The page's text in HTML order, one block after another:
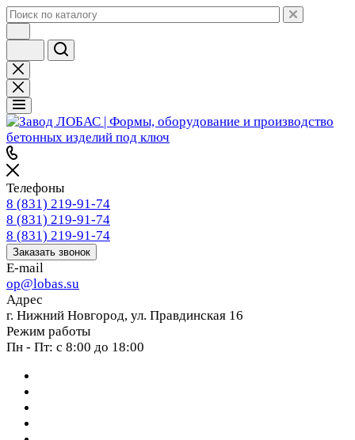
Телефоны
8 (831) 219-91-74
8 (831) 219-91-74
8 (831) 219-91-74
Заказать звонок
E-mail
op@lobas.su
Адрес
г. Нижний Новгород, ул. Правдинская 16
Режим работы
Пн - Пт: с 8:00 до 18:00